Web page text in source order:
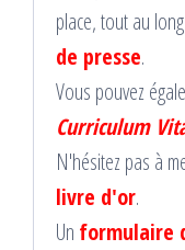
place, tout au
de presse.
Vous pouvez
Curriculum
N'hésitez pas à
livre d'or.
Un formulaire